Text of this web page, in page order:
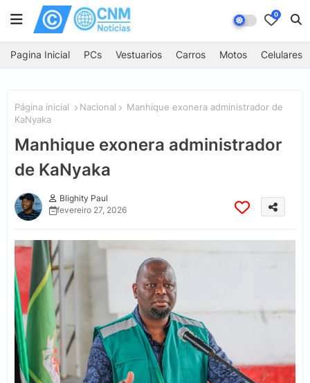
0
Pagina Inicial PCs Vestuarios Carros Motos Celulares
Página inicial Nacional
Manhique exonera administrador de
KaNyaka
Manhique exonera administrador
de KaNyaka
Blighity Paul
fevereiro 27, 2026